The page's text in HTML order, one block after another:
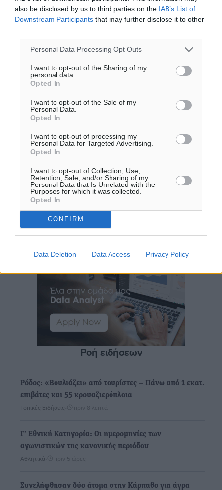
also be disclosed by us to third parties on the IAB’s List of
Downstream Participants that may further disclose it to other
Personal Data Processing Opt Outs
I want to opt-out of the Sharing of my
personal data.
Opted In
I want to opt-out of the Sale of my
Personal Data.
Opted In
I want to opt-out of processing my
Personal Data for Targeted Advertising.
Opted In
I want to opt-out of Collection, Use,
Retention, Sale, and/or Sharing of my
Personal Data that Is Unrelated with the
Purposes for which it was collected.
Opted In
CONFIRM
Data Deletion Data Access Privacy Policy
Ροή ειδήσεων
Ρόδος: «Βουλιάζει» από τουρίστες – Πάνω από 1 εκατ.
επιβάτες και 55 κρουαζιερόπλοια
Τοπικές Ειδήσεις πριν 8 λεπτά
Γ’ Εθνική Κατηγορία: Οι ημερομηνίες των
αγωνιστικών της κανονικής περιόδου
Αθλητικά πριν 5 ώρες
Συνελήφθησαν δύο άτομα στην Κάρπαθο για άγρα